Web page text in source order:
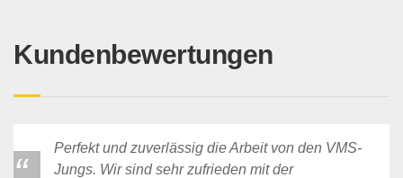
Kundenbewertungen
Perfekt und zuverlässig die Arbeit von den VMS-
Jungs. Wir sind sehr zufrieden mit der